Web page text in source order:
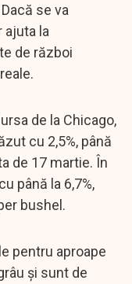
se va
ajuta la
de război
de la Chicago,
cu 2,5%, până
de 17 martie. În
până la 6,7%,
bushel.
pentru aproape
şi sunt de